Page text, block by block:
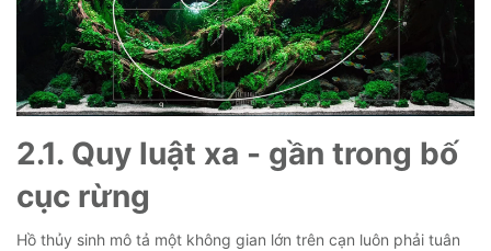
2.1. Quy luật xa - gần trong bố
cục rừng
Hồ thủy sinh mô tả một không gian lớn trên cạn luôn phải tuân